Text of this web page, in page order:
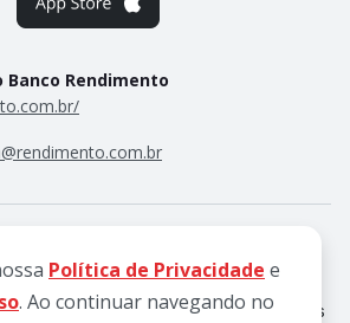
Rendimento
020
a Qui, das 8h às 18h e Sex, das 8h às
Política de Privacidade e
. Ao continuar navegando no